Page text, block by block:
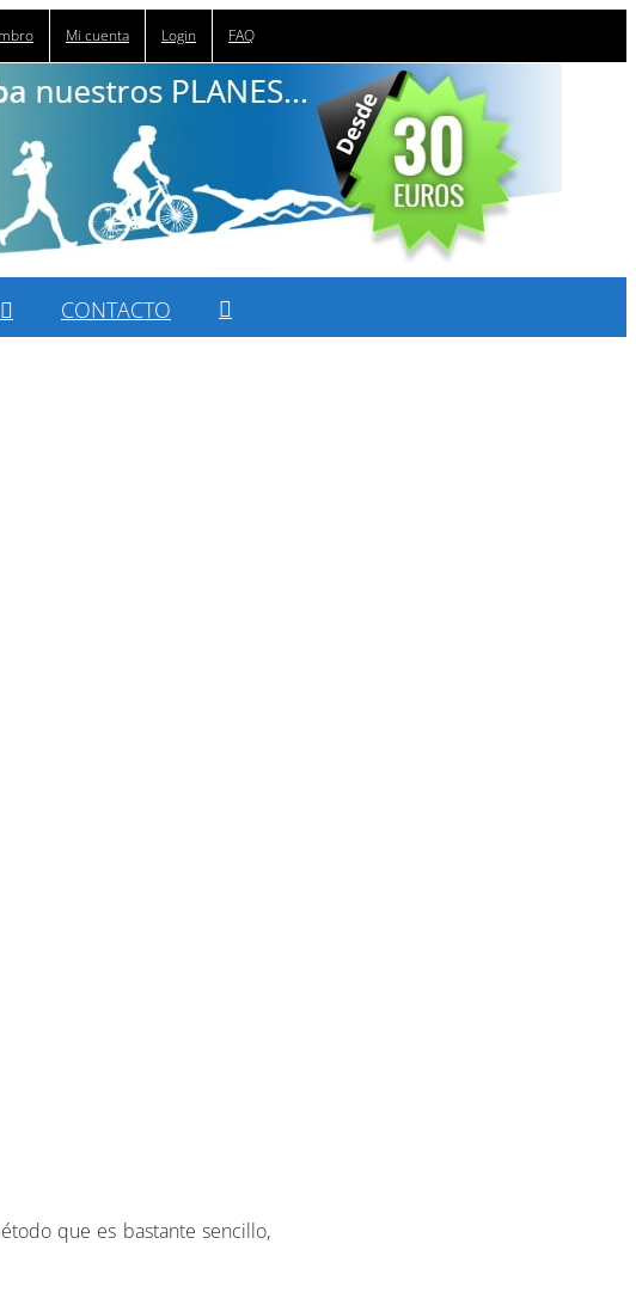
Mi cuenta Login FAQ
CONTACTO
que es bastante sencillo,